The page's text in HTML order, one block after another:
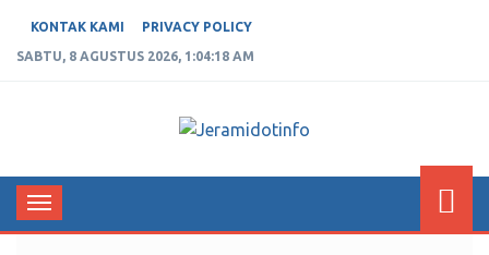
KONTAK KAMI PRIVACY POLICY
SABTU, 8 AGUSTUS 2026, 1:04:18 AM
JERAMIDOTINFO
Toggle
navigation